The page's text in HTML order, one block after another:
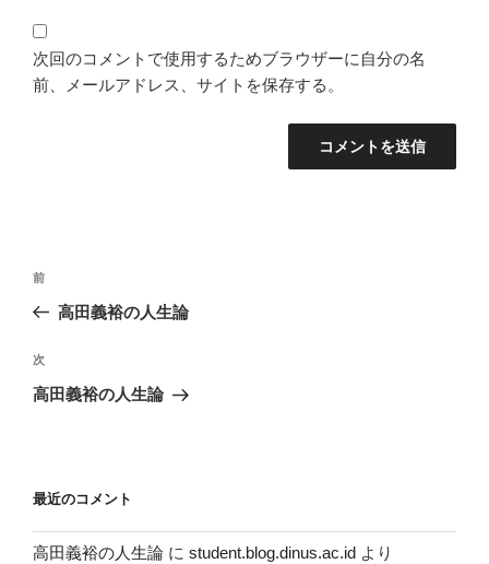
次回のコメントで使用するためブラウザーに自分の名
前、メールアドレス、サイトを保存する。
投
ビ
ゲ
ン
過
去
投
稿
前
高田義裕の人生論
次
の
次
高田義裕の人生論
最近のコメント
高田義裕の人生論 に student.blog.dinus.ac.id より